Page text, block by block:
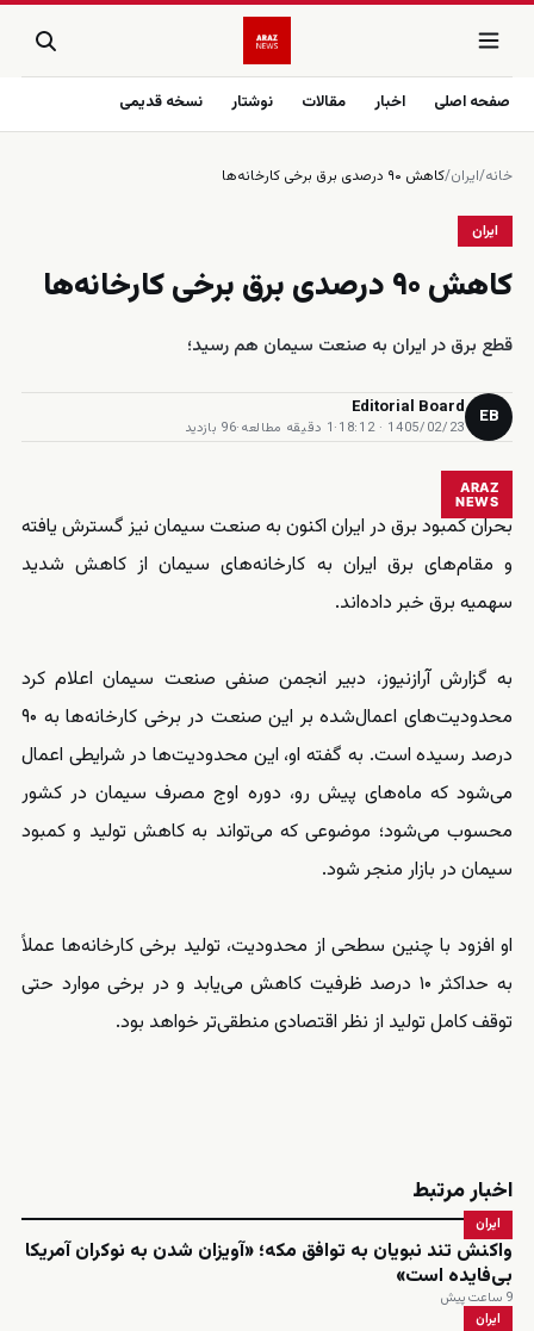
صفحه اصلی اخبار مقالات نوشتار نسخه قدیمی
خانه/ایران/کاهش ۹۰ درصدی برق برخی کارخانه‌ها
ایران
کاهش ۹۰ درصدی برق برخی کارخانه‌ها
قطع برق در ایران به صنعت سیمان هم رسید؛
EB
Editorial Board
1405/02/23 · 18:12
·1 دقیقه مطالعه ·96 بازدید
ARAZ
NEWS
بحران کمبود برق در ایران اکنون به صنعت سیمان نیز گسترش یافته
و مقام‌های برق ایران به کارخانه‌های سیمان از کاهش شدید
سهمیه برق خبر داده‌اند.
به گزارش آرازنیوز، دبیر انجمن صنفی صنعت سیمان اعلام کرد
محدودیت‌های اعمال‌شده بر این صنعت در برخی کارخانه‌ها به ۹۰
درصد رسیده است. به گفته او، این محدودیت‌ها در شرایطی اعمال
می‌شود که ماه‌های پیش رو، دوره اوج مصرف سیمان در کشور
محسوب می‌شود؛ موضوعی که می‌تواند به کاهش تولید و کمبود
سیمان در بازار منجر شود.
او افزود با چنین سطحی از محدودیت، تولید برخی کارخانه‌ها عملاً
به حداکثر ۱۰ درصد ظرفیت کاهش می‌یابد و در برخی موارد حتی
توقف کامل تولید از نظر اقتصادی منطقی‌تر خواهد بود.
اخبار مرتبط
ایران
واکنش تند نبویان به توافق مکه؛ «آویزان شدن به نوکران آمریکا
بی‌فایده است»
9 ساعت پیش
ایران